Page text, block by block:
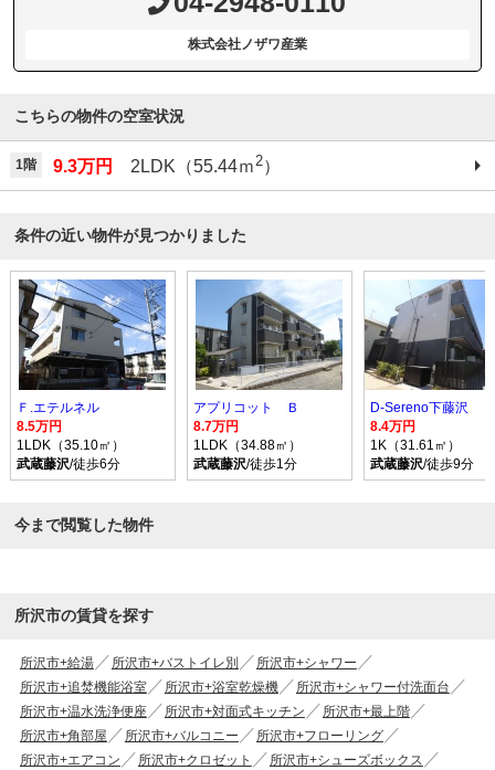
株式会社ノザワ産業
こちらの物件の空室状況
1階 9.3万円 2LDK（55.44ｍ2）
条件の近い物件が見つかりました
Ｆ.エテルネル
8.5万円
1LDK（35.10㎡）
武蔵藤沢/徒歩6分
アプリコット Ｂ
8.7万円
1LDK（34.88㎡）
武蔵藤沢/徒歩1分
D-Sereno下藤沢
8.4万円
1K（31.61㎡）
武蔵藤沢/徒歩9分
今まで閲覧した物件
所沢市の賃貸を探す
所沢市+給湯 所沢市+バストイレ別
所沢市+シャワー
所沢市+追焚機能浴室
所沢市+浴室乾燥機
所沢市+シャワー付洗面台
所沢市+温水洗浄便座
所沢市+対面式キッチン
所沢市+最上階
所沢市+角部屋
所沢市+バルコニー
所沢市+フローリング
所沢市+エアコン
所沢市+クロゼット
所沢市+シューズボックス